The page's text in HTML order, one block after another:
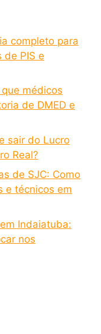
completo para
de PIS e
médicos
de DMED e
sair do Lucro
Real?
de SJC: Como
e técnicos em
Indaiatuba:
nos